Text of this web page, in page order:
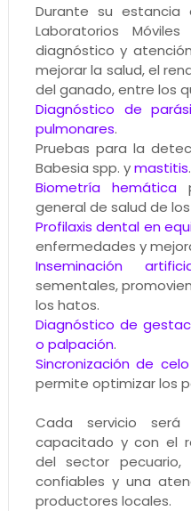
Durante su estancia
Laboratorios
diagnóstico y
mejorar la salud, el
del ganado, entre los
Diagnóstico de
pulmonares.
Pruebas para la
Babesia spp. ymastitis.
Biometría hemática
general de salud de
Profilaxis dental en
enfermedades y
Inseminación
sementales,
los hatos.
Diagnóstico de
o palpación.
Sincronización de
permite optimizar los
Cada servicio será
capacitado y con el
del sector pecuario,
confiables y una
productores locales.